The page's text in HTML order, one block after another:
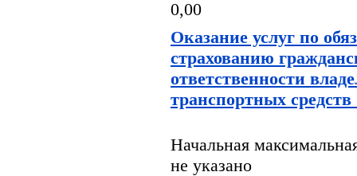
0,00
Оказание услуг по
страхованию
ответственности
транспортных
Начальная
не указано